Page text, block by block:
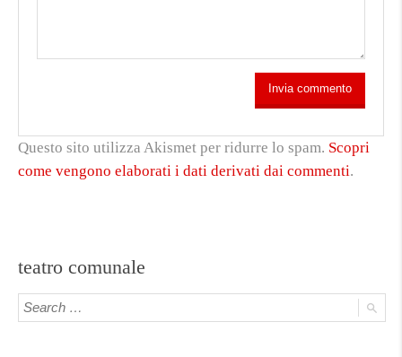
Questo sito utilizza Akismet per ridurre lo spam. Scopri
come vengono elaborati i dati derivati dai commenti.
teatro comunale